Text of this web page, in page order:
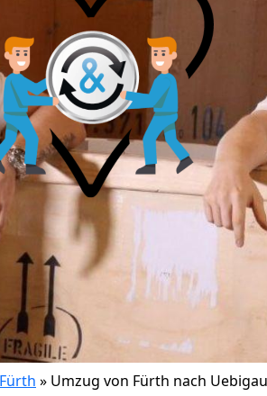
» Umzug von Fürth nach